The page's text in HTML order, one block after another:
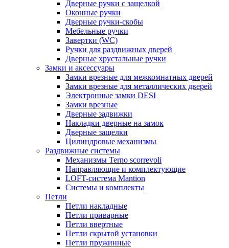
Дверные ручки с защелкой
Оконные ручки
Дверные ручки-скобы
Мебельные ручки
Завертки (WC)
Ручки для раздвижных дверей
Дверные хрустальные ручки
Замки и аксессуары
Замки врезные для межкомнатных дверей
Замки врезные для металлических дверей
Электронные замки DESI
Замки врезные
Дверные задвижки
Накладки дверные на замок
Дверные защелки
Цилиндровые механизмы
Раздвижные системы
Механизмы Terno scorrevoli
Направляющие и комплектующие
LOFT-cистема Mantion
Системы и комплекты
Петли
Петли накладные
Петли приварные
Петли ввертные
Петли скрытой установки
Петли пружинные